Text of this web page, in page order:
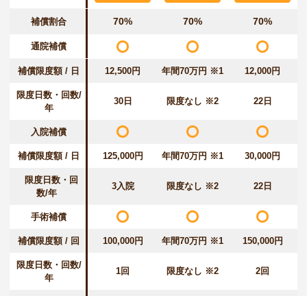
補償割合 70% 70% 70%
通院補償
補償限度額 / 日 12,500円 年間70万円 ※1 12,000円
限度日数・回数/
年
30日 限度なし ※2 22日
入院補償
補償限度額 / 日 125,000円 年間70万円 ※1 30,000円
限度日数・回
数/年
3入院 限度なし ※2 22日
手術補償
補償限度額 / 回 100,000円 年間70万円 ※1 150,000円
限度日数・回数/
年
1回 限度なし ※2 2回